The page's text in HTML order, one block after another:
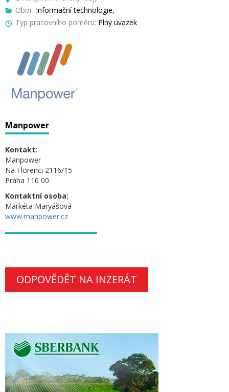
Obor: Informační technologie,
Typ pracovního poměru: Plný úvazek
Manpower
Kontakt:
Manpower
Na Florenci 2116/15
Praha 110 00
Kontaktní osoba:
Markéta Maryášová
www.manpower.cz
ODPOVĚDĚT NA INZERÁT